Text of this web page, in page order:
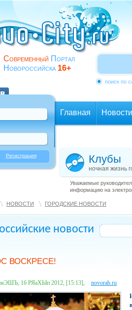
Современный Портал
Новороссийска 16+
поиск по
Регистрация
Главная Новости
Клубы
ночная жизнь
Уважаемые
информацию на
НОВОСТИ ГОРОДСКИЕ НОВОСТИ
новости
ВОСКРЕСЕ!
16 РЯаХЫп 2012, [15:13],
novorab.ru